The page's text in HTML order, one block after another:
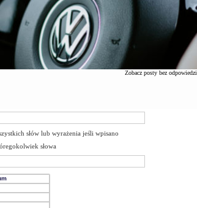
Zobacz posty bez odpowiedzi
słów lub wyrażenia jeśli wpisano
słowa